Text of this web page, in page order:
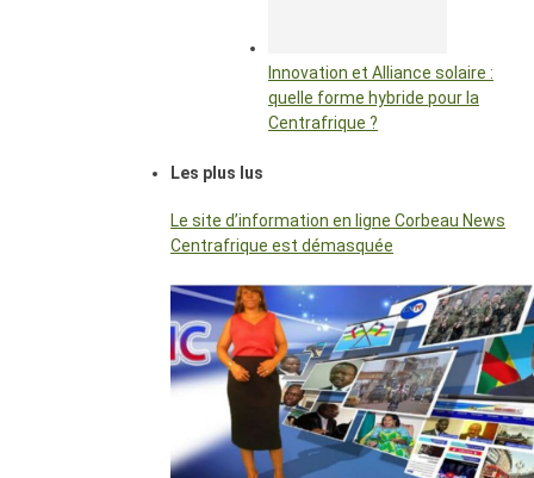
Innovation et Alliance solaire :
quelle forme hybride pour la
Centrafrique ?
Les plus lus
Le site d’information en ligne Corbeau News
Centrafrique est démasquée